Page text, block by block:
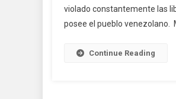
violado constantemente las
posee el pueblo venezolano.
Continue Reading